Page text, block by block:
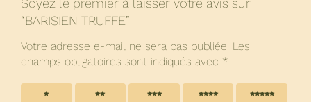
“BARISIEN TRUFFE”
Votre adresse e-mail ne sera pas publiée. Les
champs obligatoires sont indiqués avec *
1 étoile
2 étoiles
3 étoiles
4 étoiles
5 étoiles